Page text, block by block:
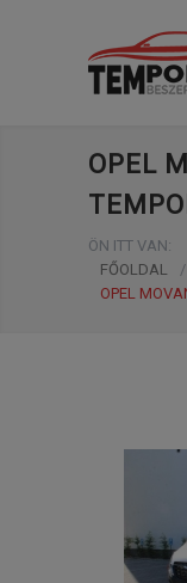
OPEL
ÖN ITT VAN:
FŐOLDAL
/
OPEL